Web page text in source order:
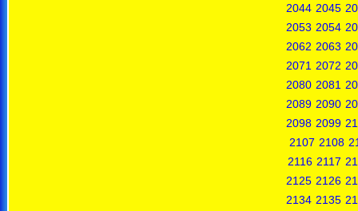
2044 2045
2053 2054
2062 2063
2071 2072
2080 2081
2089 2090
2098 2099
2107 2108
2116 2117
2125 2126
2134 2135